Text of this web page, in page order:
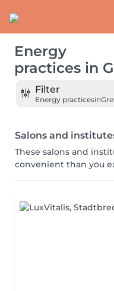
Energy
practices in
Filter
Energy practicesin
Salons and
These salons and
convenient than you